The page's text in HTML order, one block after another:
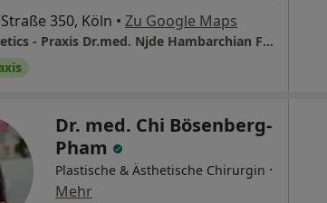
350, Köln • Zu Google Maps
NH-Aesthetics - Praxis Dr.med. Njde Hambarchian Facharzt für Plastische- und Ästhetische Chirurgie
Dr. med. Chi Bösenberg-
Pham
Plastische & Ästhetische Chirurgin ·
Mehr